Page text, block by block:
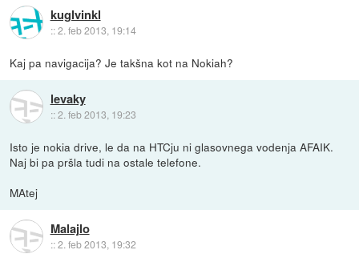
kuglvinkl
::2. feb 2013, 19:14
Kaj pa navigacija? Je takšna kot na Nokiah?
levaky
::2. feb 2013, 19:23
Isto je nokia drive, le da na HTCju ni glasovnega vodenja AFAIK.
Naj bi pa pršla tudi na ostale telefone.
MAtej
Malajlo
::2. feb 2013, 19:32